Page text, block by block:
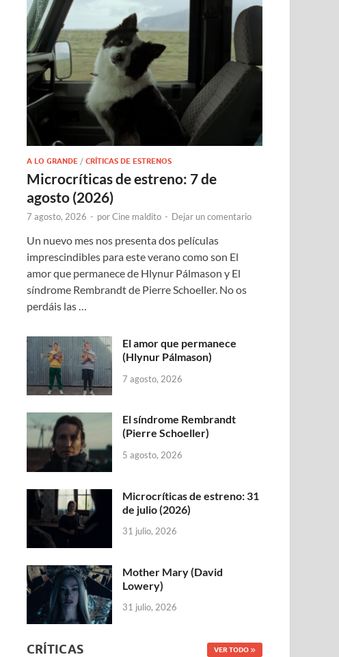
A LO GRANDE /CRÍTICAS DE ESTRENOS
Microcríticas de estreno: 7 de
agosto (2026)
7 agosto, 2026 - porCine maldito - Dejar un comentario
Un nuevo mes nos presenta dos películas
imprescindibles para este verano como son El
amor que permanece de Hlynur Pálmason y El
síndrome Rembrandt de Pierre Schoeller. No os
perdáis las …
El amor que permanece
(Hlynur Pálmason)
7 agosto, 2026
El síndrome Rembrandt
(Pierre Schoeller)
5 agosto, 2026
Microcríticas de estreno: 31
de julio (2026)
31 julio, 2026
Mother Mary (David
Lowery)
31 julio, 2026
CRÍTICAS VER TODO